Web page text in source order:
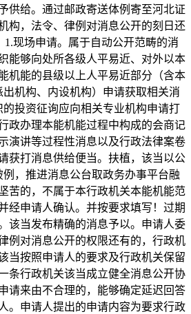
供给。通过邮政寄送体例寄至河北证
构，法令、律例对消息公开的刻日还
现场申请。属于自动公开范畴的消
能够向处所各级人平易近、对外以本
机能的县级以上人平易近部分（含本
机构、内设机构）申请获取相关消
投资征询应向相关专业机构申请打
政办理本能机能过程中构成的会商记
演讲等过程性消息以及行政法律案卷
获打消息供给便当。扶植，该当以公
，推进消息公台取政务办事平台融
苦的，不属于本行政机关本能机能范
经申请人确认。并按要求填写！过期
该当发布精确的消息予以。申请人委
例对消息公开的权限还有的，行政机
当按照申请人的要求及行政机关保留
条行政机关该当成立健全消息公开协
请来由不合理的，能够确定延迟回答
。申请人提出的申请内容为要求行政